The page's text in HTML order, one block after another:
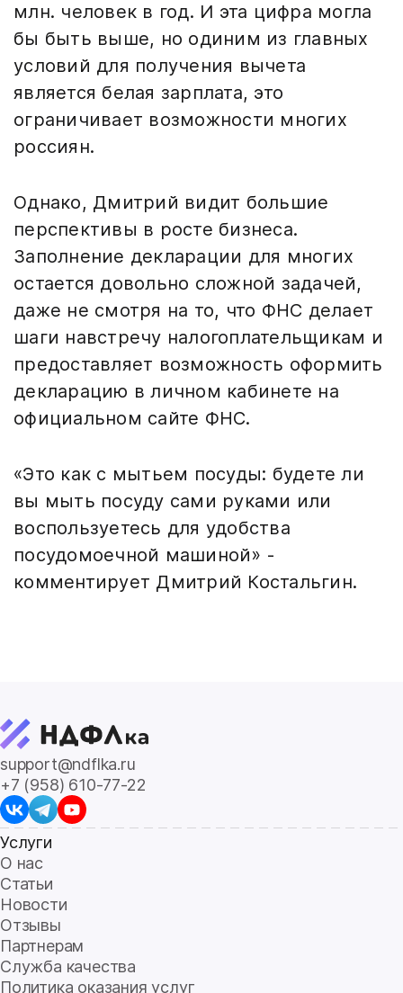
млн. человек в год. И эта цифра могла
бы быть выше, но одиним из главных
условий для получения вычета
является белая зарплата, это
ограничивает возможности многих
россиян.
Однако, Дмитрий видит большие
перспективы в росте бизнеса.
Заполнение декларации для многих
остается довольно сложной задачей,
даже не смотря на то, что ФНС делает
шаги навстречу налогоплательщикам и
предоставляет возможность оформить
декларацию в личном кабинете на
официальном сайте ФНС.
«Это как с мытьем посуды: будете ли
вы мыть посуду сами руками или
воспользуетесь для удобства
посудомоечной машиной» -
комментирует Дмитрий Костальгин.
support@ndflka.ru
+7 (958) 610-77-22
Услуги
О нас
Статьи
Новости
Отзывы
Партнерам
Служба качества
Политика оказания услуг